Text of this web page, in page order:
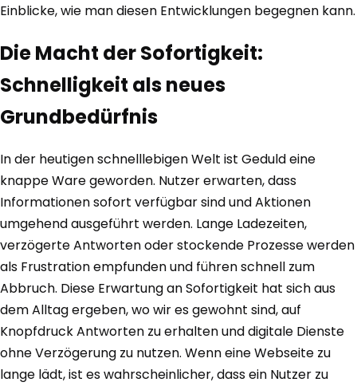
Einblicke, wie man diesen Entwicklungen begegnen kann.
Die Macht der Sofortigkeit:
Schnelligkeit als neues
Grundbedürfnis
In der heutigen schnelllebigen Welt ist Geduld eine
knappe Ware geworden. Nutzer erwarten, dass
Informationen sofort verfügbar sind und Aktionen
umgehend ausgeführt werden. Lange Ladezeiten,
verzögerte Antworten oder stockende Prozesse werden
als Frustration empfunden und führen schnell zum
Abbruch. Diese Erwartung an Sofortigkeit hat sich aus
dem Alltag ergeben, wo wir es gewohnt sind, auf
Knopfdruck Antworten zu erhalten und digitale Dienste
ohne Verzögerung zu nutzen. Wenn eine Webseite zu
lange lädt, ist es wahrscheinlicher, dass ein Nutzer zu